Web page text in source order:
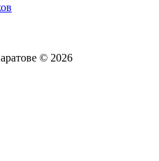
© 2026